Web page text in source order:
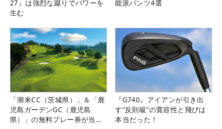
27』は強烈な蹴りでパワーを
生む
能派パンツ4選
「潮来CC（茨城県）」＆「鹿
児島ガーデンGC（鹿児島
県）」の無料プレー券が当た
『G740』アイアンが引き出
す“反則級”の寛容性と飛びは
本当だった！